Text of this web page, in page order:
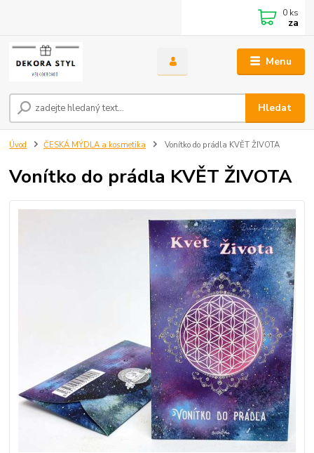
Menu
Hledat
0 ks
za
Úvod ČESKÁ MÝDLA a kosmetika Vonítko do prádla KVĚT ŽIVOTA
Vonítko do prádla KVĚT ŽIVOTA